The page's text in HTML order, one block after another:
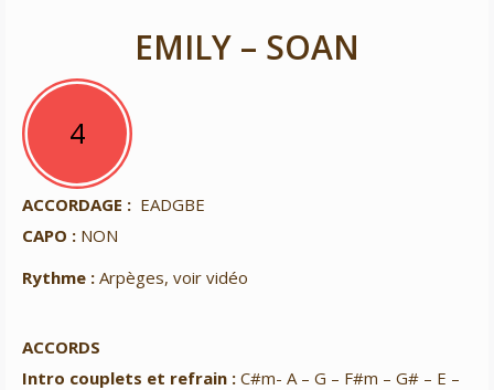
EMILY – SOAN
4
4
ACCORDAGE : EADGBE
CAPO : NON
Rythme : Arpèges, voir vidéo
ACCORDS
Intro couplets et refrain : C#m- A – G – F#m – G# – E –